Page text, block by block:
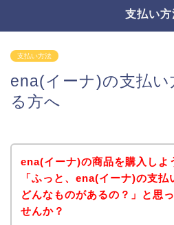
支払い方
支払い方法
ena(イーナ)の支払
る方へ
ena(イーナ)の商品を購入しよ
「ふっと、ena(イーナ)の支払
どんなものがあるの？」と思
せんか？